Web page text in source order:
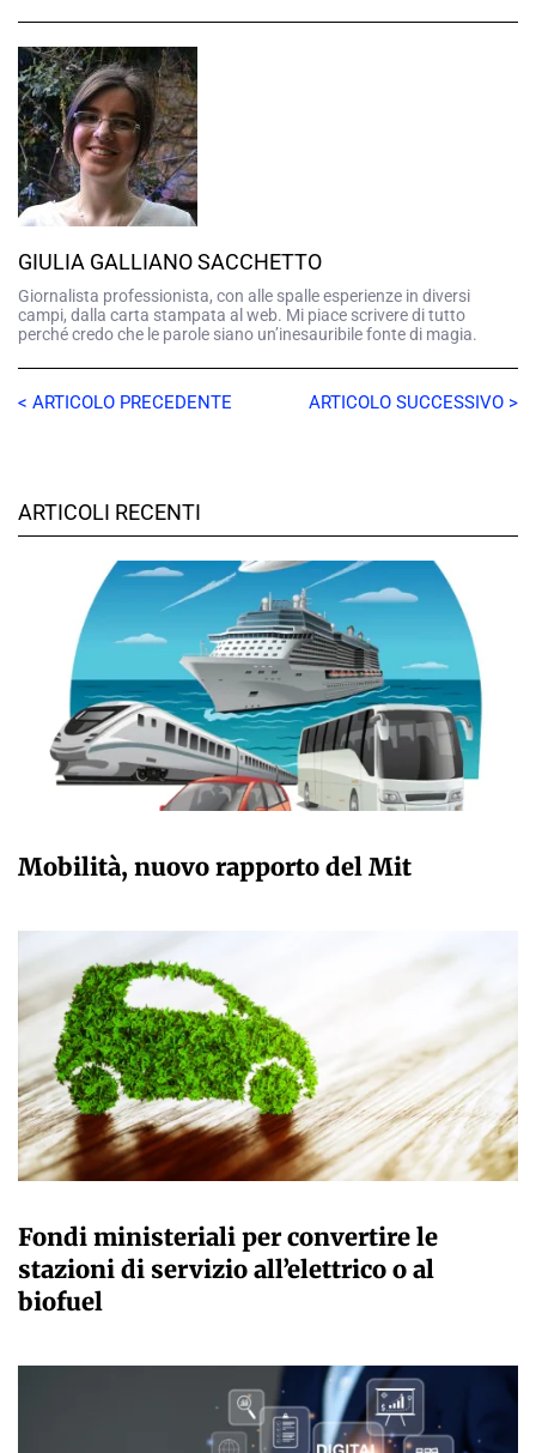
GIULIA GALLIANO SACCHETTO
Giornalista professionista, con alle spalle esperienze in diversi
campi, dalla carta stampata al web. Mi piace scrivere di tutto
perché credo che le parole siano un’inesauribile fonte di magia.
< ARTICOLO PRECEDENTE ARTICOLO SUCCESSIVO >
ARTICOLI RECENTI
Mobilità, nuovo rapporto del Mit
Fondi ministeriali per convertire le
stazioni di servizio all’elettrico o al
biofuel